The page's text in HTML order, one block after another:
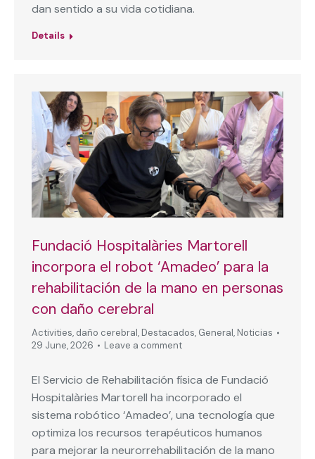
dan sentido a su vida cotidiana.
Details
Fundació Hospitalàries Martorell
incorpora el robot ‘Amadeo’ para la
rehabilitación de la mano en personas
con daño cerebral
Activities, daño cerebral, Destacados, General, Noticias
29 June, 2026
Leave a comment
El Servicio de Rehabilitación física de Fundació
Hospitalàries Martorell ha incorporado el
sistema robótico ‘Amadeo’, una tecnología que
optimiza los recursos terapéuticos humanos
para mejorar la neurorrehabilitación de la mano